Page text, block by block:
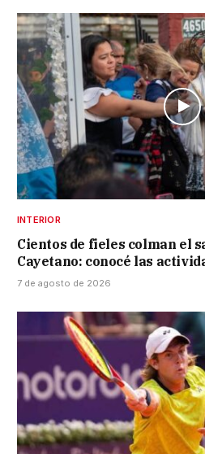
INTERIOR
Cientos de fieles colman el
Cayetano: conocé las
7 de agosto de 2026